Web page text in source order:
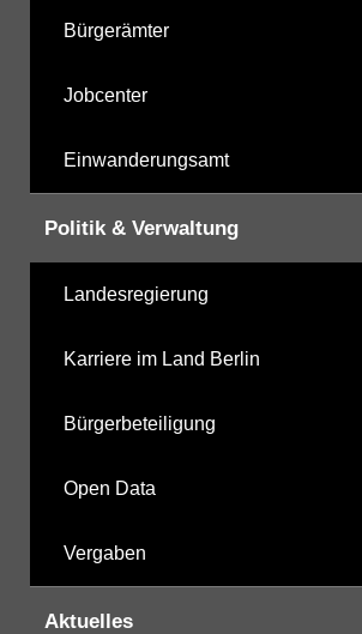
Bürgerämter
Jobcenter
Einwanderungsamt
Politik & Verwaltung
Landesregierung
Karriere im Land Berlin
Bürgerbeteiligung
Open Data
Vergaben
Aktuelles